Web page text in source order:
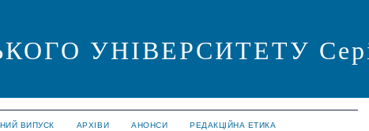
УНІВЕРСИТЕТУ Серія
ВИПУСК АРХІВИ АНОНСИ РЕДАКЦІЙНА ЕТИКА